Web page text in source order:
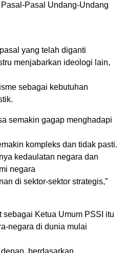
Pasal Undang-Undang
yang telah diganti
menjabarkan ideologi lain,
sebagai kebutuhan
semakin gagap menghadapi
kompleks dan tidak pasti.
kedaulatan negara dan
negara
di sektor-sektor strategis,”
sebagai Ketua Umum PSSI itu
negara di dunia mulai